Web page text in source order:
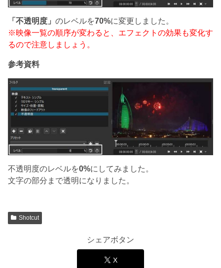
「不透明度」 のレベルを70%に変更しました。
※映像一覧の順序が変わると、エフェクトの効果も変化す
るので注意しましょう。
参考資料
不透明度のレベルを0%にしてみました。
文字の部分まで透明になりました。
Shotcut
シェアボタン
X